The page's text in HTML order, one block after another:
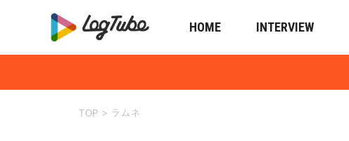
HOME INTERVIEW
TOP > ラムネ